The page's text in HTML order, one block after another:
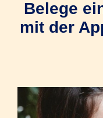
Belege
mit der